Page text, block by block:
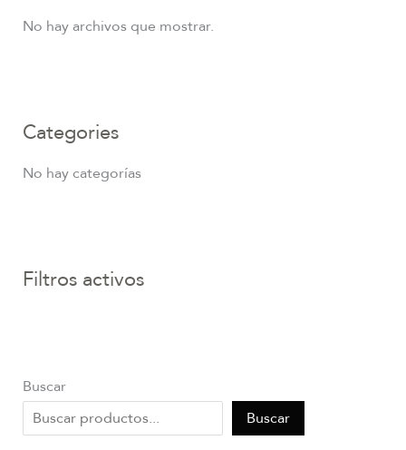
No hay archivos que mostrar.
Categories
No hay categorías
Filtros activos
Buscar
Buscar